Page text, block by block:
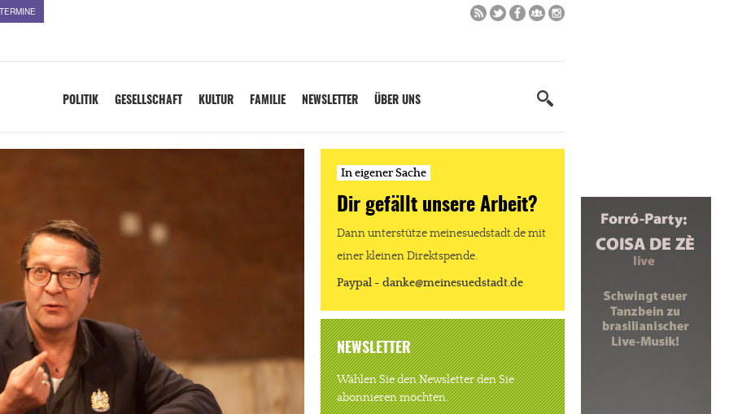
TERMINE
POLITIK GESELLSCHAFT KULTUR FAMILIE NEWSLETTER ÜBER UNS
In eigener Sache
Dir gefällt unsere Arbeit?
Dann unterstütze meinesuedstadt.de mit
einer kleinen Direktspende.
Paypal - danke@meinesuedstadt.de
NEWSLETTER
Wählen Sie den Newsletter den Sie
abonnieren möchten.